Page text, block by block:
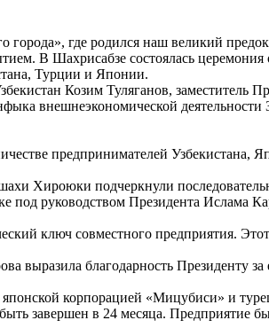
где родился наш великий
В Шахрисабзе состоялась
Турции и Японии.
Козим Туляганов, заместитель
внешнеэкономической
предпринимателей Узбекистана,
Хироюки подчеркнули
под руководством Президента Ислама
ключ совместного предприятия.
выразила благодарность Президенту
корпорацией «Мицубиси» и
завершен в 24 месяца. Предприятие